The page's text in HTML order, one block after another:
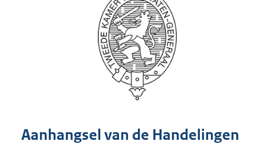
Aanhangsel van de Handelingen